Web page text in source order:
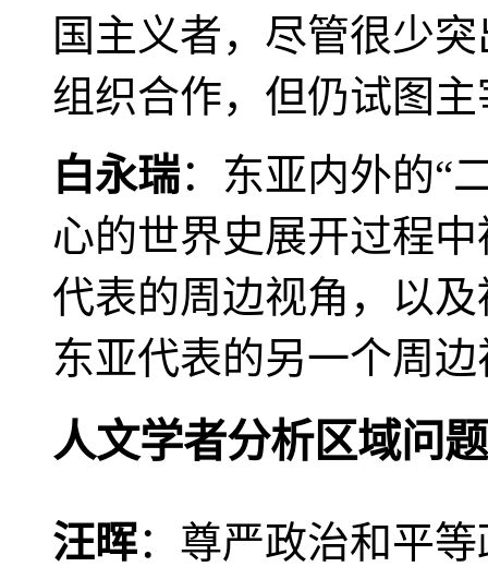
国主义者，尽管很少
组织合作，但仍试图
白永瑞：东亚内外的“
心的世界史展开过程
代表的周边视角，以
东亚代表的另一个周
人文学者分析区域问题
汪晖：尊严政治和平